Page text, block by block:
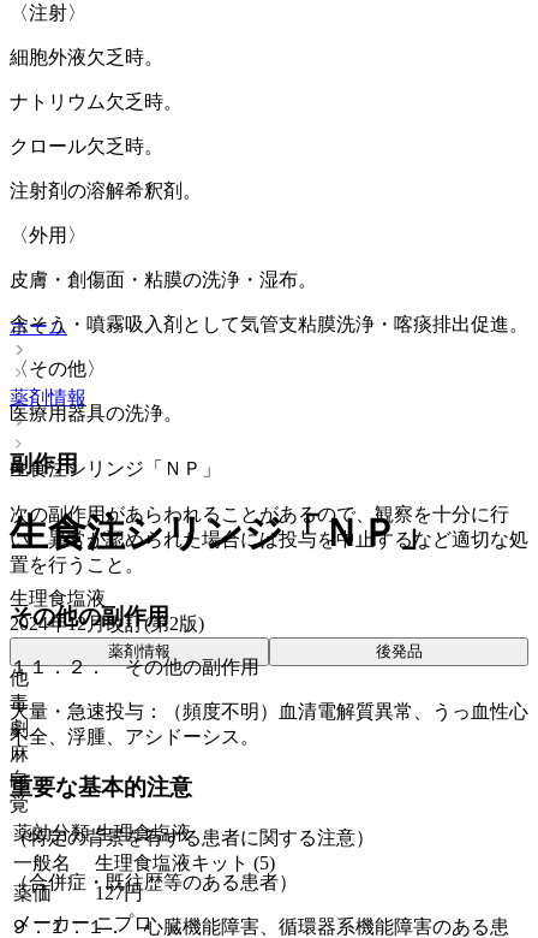
〈注射〉
細胞外液欠乏時。
ナトリウム欠乏時。
クロール欠乏時。
注射剤の溶解希釈剤。
〈外用〉
皮膚・創傷面・粘膜の洗浄・湿布。
含そう・噴霧吸入剤として気管支粘膜洗浄・喀痰排出促進。
〈その他〉
医療用器具の洗浄。
副作用
次の副作用があらわれることがあるので、観察を十分に行
い、異常が認められた場合には投与を中止するなど適切な処
置を行うこと。
その他の副作用
１１．２． その他の副作用
大量・急速投与：（頻度不明）血清電解質異常、うっ血性心
不全、浮腫、アシドーシス。
重要な基本的注意
（特定の背景を有する患者に関する注意）
（合併症・既往歴等のある患者）
９．１．１． 心臓機能障害、循環器系機能障害のある患
ホーム
薬剤情報
生食注シリンジ「ＮＰ」
生食注シリンジ「ＮＰ」
生理食塩液
2024年12月改訂(第2版)
薬剤情報 後発品
他
毒
劇
麻
向
覚
薬効分類 生理食塩液
一般名
生理食塩液キット (5)
薬価
127円
メーカー ニプロ